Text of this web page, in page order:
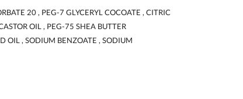
20 , PEG-7 GLYCERYL COCOATE , CITRIC
OIL , PEG-75 SHEA BUTTER
OIL , SODIUM BENZOATE , SODIUM